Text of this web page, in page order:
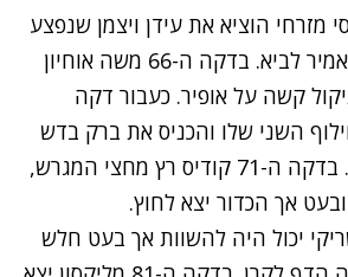
מזרחי הוציא את עידן ויצמן שנפצע
והכניס במקומו את אמיר לביא. בדקה ה-66 משה אוחיון
קשה על אופיר. כעבור דקה
השני שלו והכניס את ברק בדש
על חשבון שי רביבו. בדקה ה-71 קודיס רץ מחצי המגרש,
אך הכדור יצא לחוץ.
עידן שריקי יכול היה להשוות אך בעט חלש